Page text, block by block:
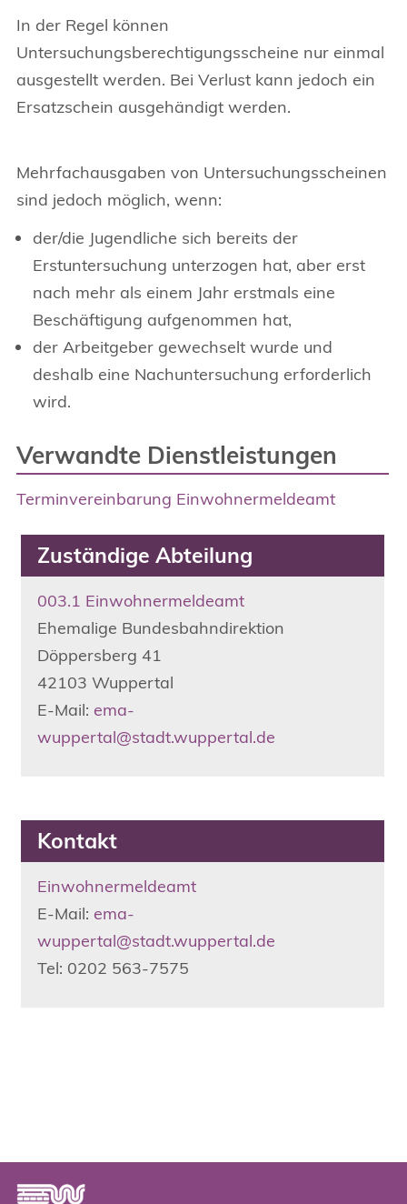
In der Regel können
Untersuchungsberechtigungsscheine nur einmal
ausgestellt werden. Bei Verlust kann jedoch ein
Ersatzschein ausgehändigt werden.
Mehrfachausgaben von Untersuchungsscheinen
sind jedoch möglich, wenn:
der/die Jugendliche sich bereits der
Erstuntersuchung unterzogen hat, aber erst
nach mehr als einem Jahr erstmals eine
Beschäftigung aufgenommen hat,
der Arbeitgeber gewechselt wurde und
deshalb eine Nachuntersuchung erforderlich
wird.
Verwandte Dienstleistungen
Terminvereinbarung Einwohnermeldeamt
Zuständige Abteilung
003.1 Einwohnermeldeamt
Ehemalige Bundesbahndirektion
Döppersberg 41
42103 Wuppertal
E-Mail: ema-
wuppertal@stadt.wuppertal.de
Kontakt
Einwohnermeldeamt
E-Mail: ema-
wuppertal@stadt.wuppertal.de
Tel: 0202 563-7575
Footer